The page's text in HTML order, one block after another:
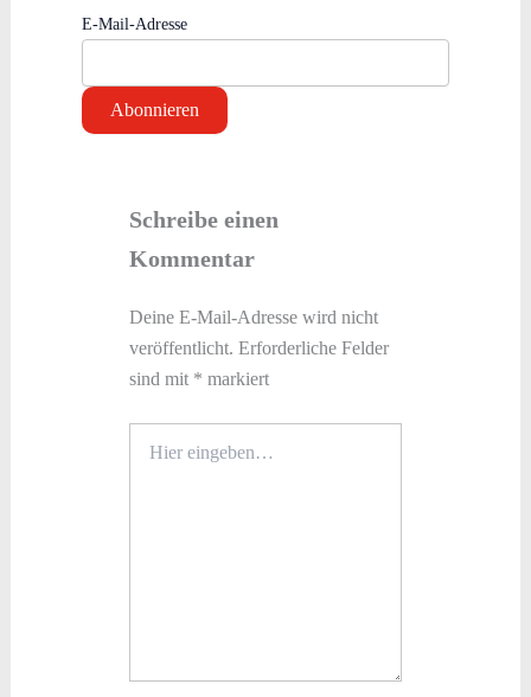
E-Mail-Adresse
Schreibe einen
Kommentar
Deine E-Mail-Adresse wird nicht
veröffentlicht. Erforderliche Felder
sind mit * markiert
eingeben…